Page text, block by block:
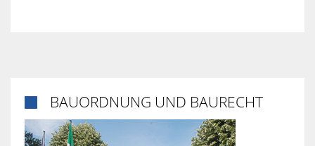
 BAUORDNUNG UND BAURECHT